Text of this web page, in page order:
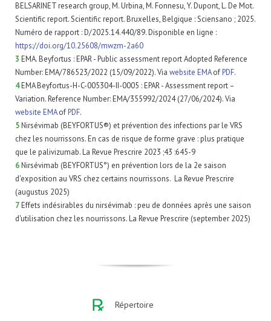
BELSARINET research group, M. Urbina, M. Fonnesu, Y. Dupont, L. De Mot.
Scientific report. Scientific report. Bruxelles, Belgique : Sciensano ; 2025.
Numéro de rapport : D/2025.14.440/89. Disponible en ligne :
https://doi.org/10.25608/mwzm-2a60
3 EMA. Beyfortus : EPAR - Public assessment report Adopted Reference
Number: EMA/786523/2022 (15/09/2022). Via website EMAofPDF.
4EMA Beyfortus-H-C-005304-II-0005 : EPAR - Assessment report –
Variation. Reference Number: EMA/355992/2024 (27/06/2024). Via
website EMAofPDF.
5Nirsévimab (BEYFORTUS®) et prévention des infections par le VRS
chez les nourrissons. En cas de risque de forme grave : plus pratique
que le palivizumab. La Revue Prescrire 2023 ;43 :645-9
6Nirsévimab (BEYFORTUS°) en prévention lors de la 2e saison
d'exposition au VRS chez certains nourrissons. La Revue Prescrire
(augustus 2025)
7Effets indésirables du nirsévimab : peu de données après une saison
d'utilisation chez les nourrissons. La Revue Prescrire (september 2025)
Répertoire